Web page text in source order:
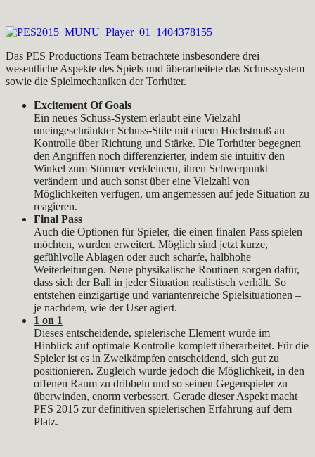
Das PES Productions Team betrachtete insbesondere drei
wesentliche Aspekte des Spiels und überarbeitete das Schusssystem
sowie die Spielmechaniken der Torhüter.
Excitement Of Goals
Ein neues Schuss-System erlaubt eine Vielzahl
uneingeschränkter Schuss-Stile mit einem Höchstmaß an
Kontrolle über Richtung und Stärke. Die Torhüter begegnen
den Angriffen noch differenzierter, indem sie intuitiv den
Winkel zum Stürmer verkleinern, ihren Schwerpunkt
verändern und auch sonst über eine Vielzahl von
Möglichkeiten verfügen, um angemessen auf jede Situation zu
reagieren.
Final Pass
Auch die Optionen für Spieler, die einen finalen Pass spielen
möchten, wurden erweitert. Möglich sind jetzt kurze,
gefühlvolle Ablagen oder auch scharfe, halbhohe
Weiterleitungen. Neue physikalische Routinen sorgen dafür,
dass sich der Ball in jeder Situation realistisch verhält. So
entstehen einzigartige und variantenreiche Spielsituationen –
je nachdem, wie der User agiert.
1 on 1
Dieses entscheidende, spielerische Element wurde im
Hinblick auf optimale Kontrolle komplett überarbeitet. Für die
Spieler ist es in Zweikämpfen entscheidend, sich gut zu
positionieren. Zugleich wurde jedoch die Möglichkeit, in den
offenen Raum zu dribbeln und so seinen Gegenspieler zu
überwinden, enorm verbessert. Gerade dieser Aspekt macht
PES 2015 zur definitiven spielerischen Erfahrung auf dem
Platz.